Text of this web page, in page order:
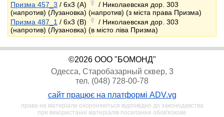
Призма 457_3 / 6x3 (A)
/ Николаевская дор. 303
(напротив) (Лузановка) (напротив) (з міста права Призма)
Призма 487_1 / 6x3 (B)
/ Николаевская дор. 303
(напротив) (Лузановка) (в місто ліва Призма)
©2026 ООО "БОМОНД"
Одесса, Старобазарный сквер, 3
тел. (048) 728-00-78
сайт працює на платформі ADV.vg
права на матеріали охороняються відповідно до законодавства
при використанні матеріалів посилання обов'язкове